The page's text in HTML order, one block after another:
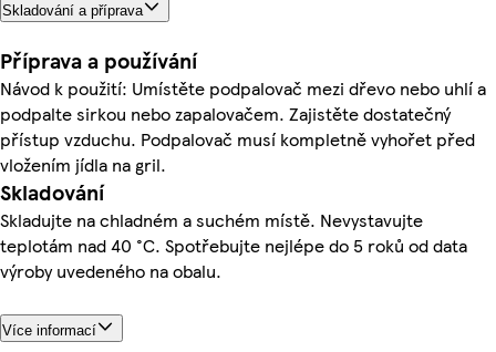
Skladování a příprava
Příprava a používání
Návod k použití: Umístěte podpalovač mezi dřevo nebo uhlí a
podpalte sirkou nebo zapalovačem. Zajistěte dostatečný
přístup vzduchu. Podpalovač musí kompletně vyhořet před
vložením jídla na gril.
Skladování
Skladujte na chladném a suchém místě. Nevystavujte
teplotám nad 40 °C. Spotřebujte nejlépe do 5 roků od data
výroby uvedeného na obalu.
Více informací